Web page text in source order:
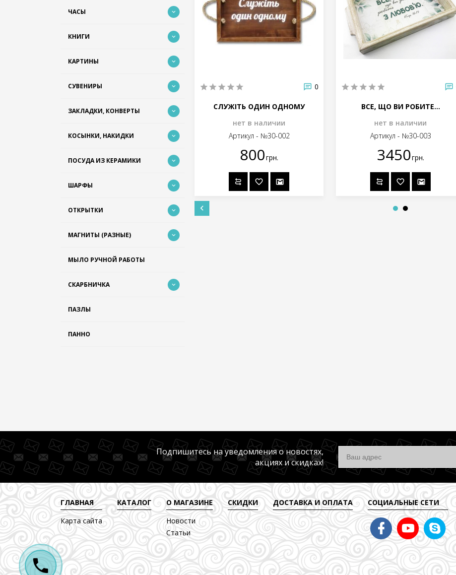
ЧАСЫ
КНИГИ
КАРТИНЫ
СУВЕНИРЫ
ЗАКЛАДКИ, КОНВЕРТЫ
КОСЫНКИ, НАКИДКИ
ПОСУДА ИЗ КЕРАМИКИ
ШАРФЫ
ОТКРЫТКИ
МАГНИТЫ (РАЗНЫЕ)
МЫЛО РУЧНОЙ РАБОТЫ
СКАРБНИЧКА
ПАЗЛЫ
ПАННО
0
ПОДЯКУ СКЛАДАЙТЕ ЗА ВСЕ...
Артикул - №30-004
450грн.
0
СЛУЖІТЬ ОДИН ОДНОМУ
нет в наличии
Артикул - №30-002
800грн.
ВСЕ, ЩО ВИ РОБИТЕ...
нет в наличии
Артикул - №30-003
3450грн.
Подпишитесь на уведомления о новостях,
акциях и скидках!
ГЛАВНАЯ
Карта сайта
КАТАЛОГ
О МАГАЗИНЕ
Новости
Статьи
СКИДКИ ДОСТАВКА И ОПЛАТА СОЦИАЛЬНЫЕ СЕТИ